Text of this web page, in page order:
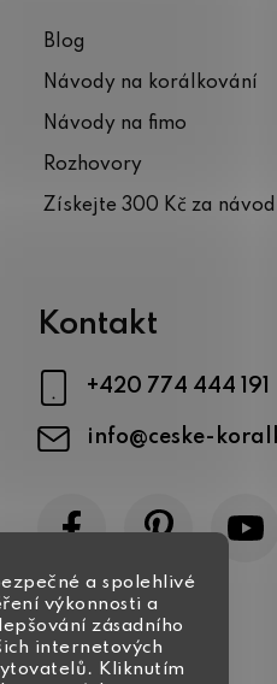
a spolehlivé
výkonnosti a
zásadního
internetových
Kliknutím
Blog
Návody na korálkování
Návody na fimo
Rozhovory
Získejte 300 Kč za návod
Kontakt
info@ceske-
+420 774 444 191